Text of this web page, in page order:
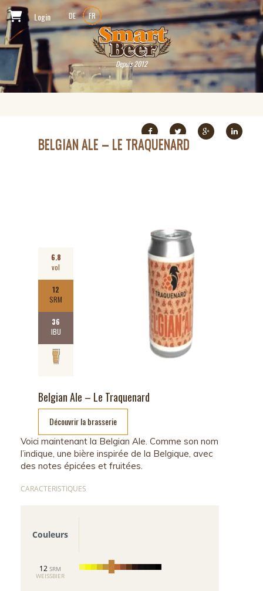
Login DE FR
Depuis 2012
BELGIAN ALE – LE TRAQUENARD
Belgian Ale – Le Traquenard
6.8
vol
12
SRM
36
IBU
Découvrir la brasserie
Voici maintenant la Belgian Ale. Comme son nom
l’indique, une bière inspirée de la Belgique, avec
des notes épicées et fruitées.
CARACTERISTIQUES
Couleurs
12 SRM
WEISSBIER